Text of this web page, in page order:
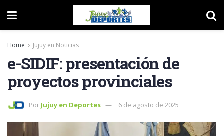
Home Jujuy en Noticias
e-SIDIF: presentación de
proyectos provinciales
Por Jujuy en Deportes 6 de agosto de 2025